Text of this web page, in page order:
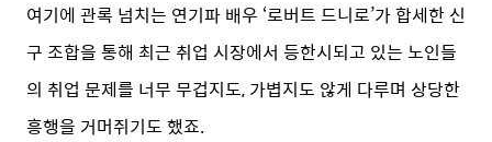
여기에 관록 넘치는 연기파 배우 ‘로버트 드니로’가 합세한 신
구 조합을 통해 최근 취업 시장에서 등한시되고 있는 노인들
의 취업 문제를 너무 무겁지도, 가볍지도 않게 다루며 상당한
흥행을 거머쥐기도 했죠.